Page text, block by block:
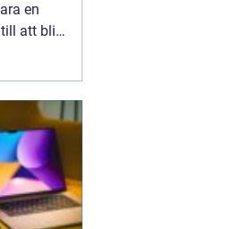
en
att bli
tar över
som